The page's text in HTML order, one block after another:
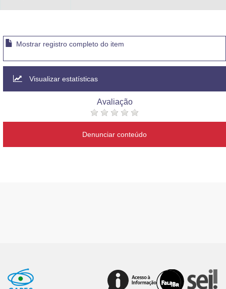
Mostrar registro completo do item
Visualizar estatísticas
Avaliação
Denunciar conteúdo